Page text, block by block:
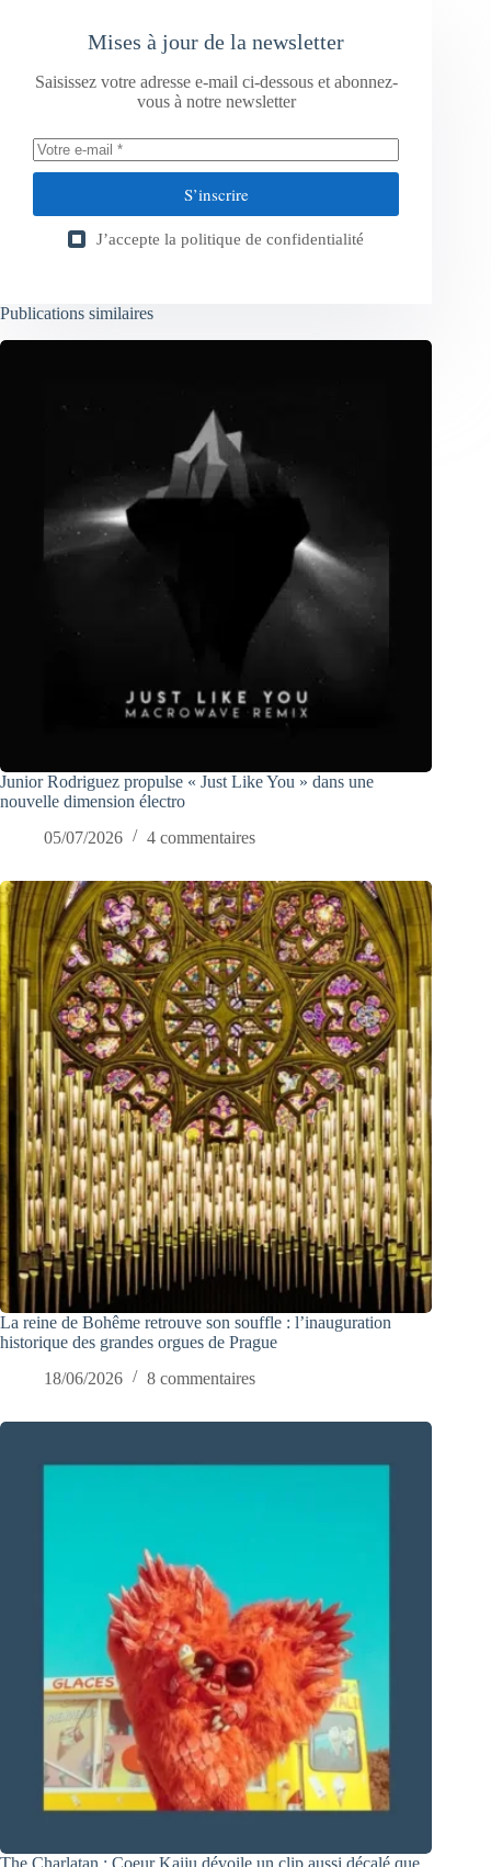
Mises à jour de la newsletter
Saisissez votre adresse e-mail ci-dessous et abonnez-
vous à notre newsletter
S’inscrire
J’accepte la politique de confidentialité
Publications similaires
Junior Rodriguez propulse « Just Like You » dans une
nouvelle dimension électro
05/07/2026
4 commentaires
La reine de Bohême retrouve son souffle : l’inauguration
historique des grandes orgues de Prague
18/06/2026
8 commentaires
The Charlatan : Coeur Kaiju dévoile un clip aussi décalé que